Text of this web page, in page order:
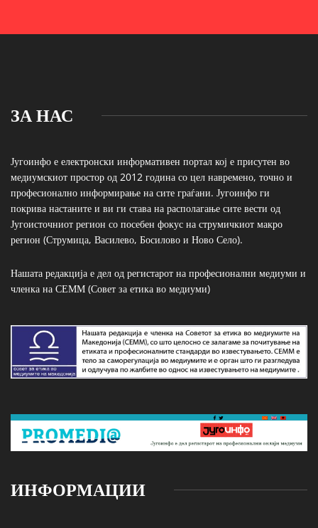
ЗА НАС
Југоинфо е електронски информативен портал кој е присутен во
медиумскиот простор од 2012 година со цел навремено, точно и
професионално информирање на сите граѓани. Југоинфо ги
покрива настаните и ви ги става на располагање сите вести од
Југоисточниот регион со посебен фокус на струмичкиот макро
регион (Струмица, Василево, Босилово и Ново Село).
Нашата редакција е дел од регистарот на професионални медиуми и
членка на СЕММ (Совет за етика во медиуми)
ИНФОРМАЦИИ